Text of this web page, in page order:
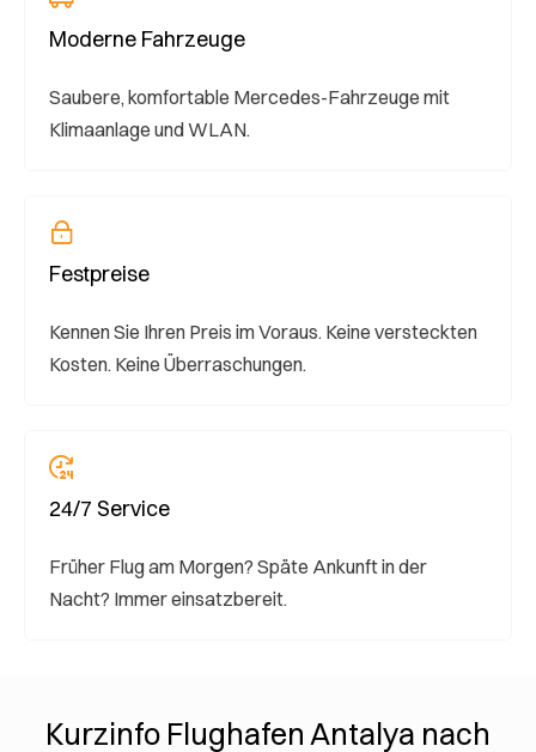
Moderne Fahrzeuge
Saubere, komfortable Mercedes-Fahrzeuge mit
Klimaanlage und WLAN.
Festpreise
Kennen Sie Ihren Preis im Voraus. Keine versteckten
Kosten. Keine Überraschungen.
24/7 Service
Früher Flug am Morgen? Späte Ankunft in der
Nacht? Immer einsatzbereit.
Kurzinfo Flughafen Antalya nach